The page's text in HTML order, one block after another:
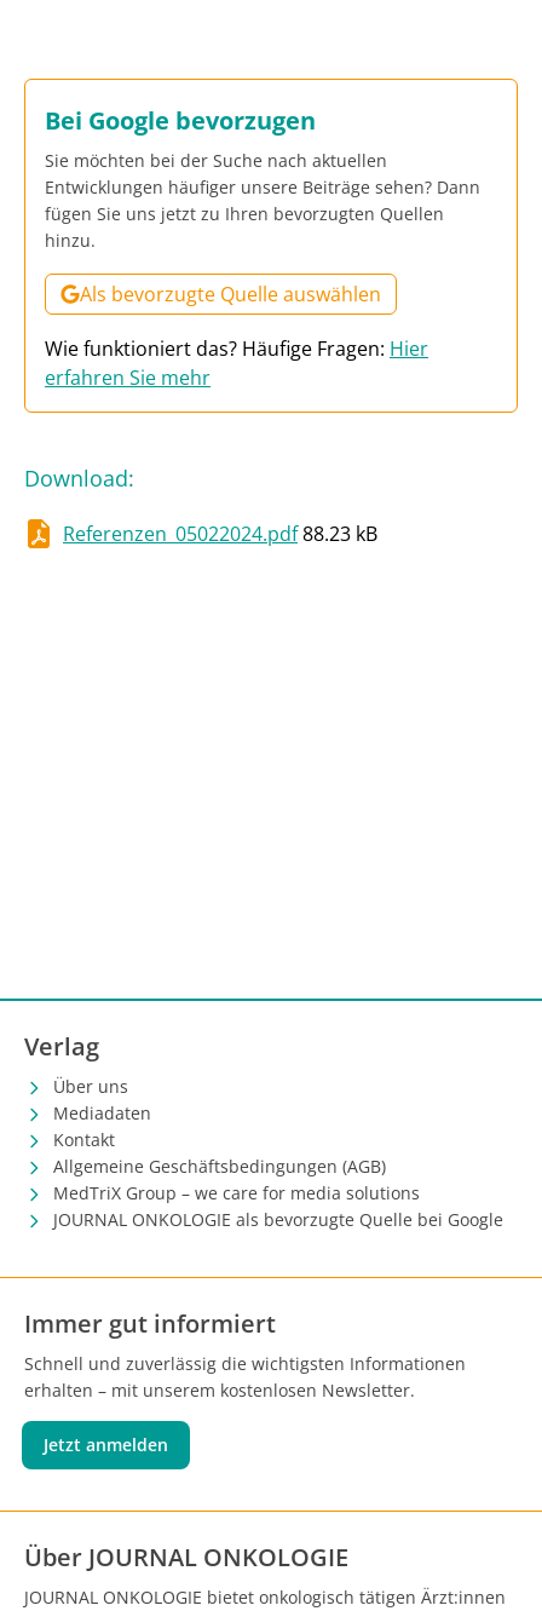
Bei Google bevorzugen
Sie möchten bei der Suche nach aktuellen
Entwicklungen häufiger unsere Beiträge sehen? Dann
fügen Sie uns jetzt zu Ihren bevorzugten Quellen
hinzu.
Als bevorzugte Quelle auswählen
Wie funktioniert das? Häufige Fragen: Hier
erfahren Sie mehr
Download:
Referenzen_05022024.pdf88.23 kB
Verlag
Über uns
Mediadaten
Kontakt
Allgemeine Geschäftsbedingungen (AGB)
MedTriX Group – we care for media solutions
JOURNAL ONKOLOGIE als bevorzugte Quelle bei Google
Immer gut informiert
Schnell und zuverlässig die wichtigsten Informationen
erhalten – mit unserem kostenlosen Newsletter.
Jetzt anmelden
Über JOURNAL ONKOLOGIE
JOURNAL ONKOLOGIE bietet onkologisch tätigen Ärzt:innen